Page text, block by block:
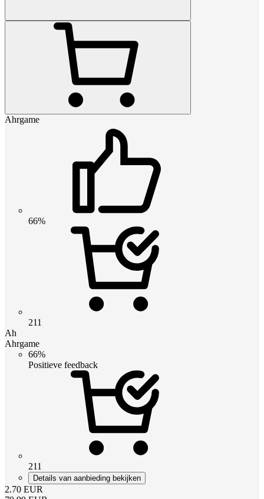
Ahrgame
66%
211
Ah
Ahrgame
66%
Positieve feedback
211
Details van aanbieding bekijken
2.70 EUR